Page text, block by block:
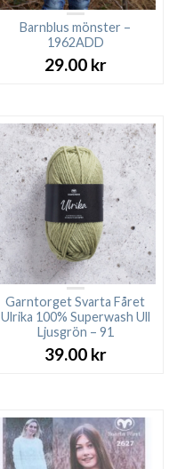
Barnblus mönster –
1962ADD
29.00 kr
Garntorget Svarta Fåret
Ulrika 100% Superwash Ull
Ljusgrön – 91
39.00 kr